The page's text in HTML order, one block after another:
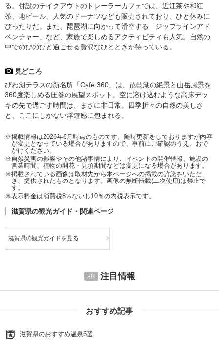
る。併設のテイクアウトのトレーラーカフェでは、近江茶や和紅
茶、地ビール、人気のドーナツなども販売されており、ひと休みに
ぴったりだ。また、琵琶湖に向かって滑空する「ジップラインアド
ベンチャー」など、家族で楽しめるアクティビティも人気。自然の
中でのびのびと過ごせる贅沢なひとときが待っている。
見どころ
びわ湖テラスの新名所「Cafe 360」は、琵琶湖の絶景と山岳風景を
360度楽しめる圧巻の展望スポット。空に溶け込むような高床デッ
キの先で過ごす時間は、まさに非日常。四季折々の自然の美しさ
と、ここにしかない浮遊感に包まれる。
※掲載情報は2026年6月時点のものです。随時更新をしておりますが内容
が変更となっている場合がありますので、事前にご確認のうえ、おで
かけください。
※自然災害の影響やその他諸事情により、イベントの開催情報、施設の
営業時間、植物の開花・見頃期間などは変更になる場合があります。
※掲載されている画像は取材先から本ページへの掲載の許諾をいただ
き、提供されたものとなります。画像の無断転載(二次使用)は禁止で
す。
※表示料金は消費税8％ないし10％の内税表示です。
滋賀県の観光ガイド・関連ページ
滋賀県の観光ガイドを見る
注目情報
おすすめ記事
滋賀県のおすすめ温泉5選